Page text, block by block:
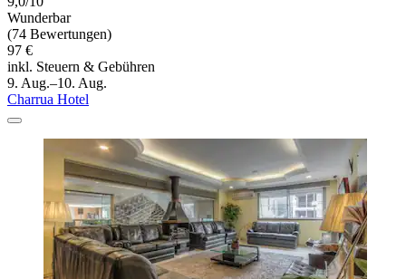
Wunderbar
(74 Bewertungen)
97 €
inkl. Steuern & Gebühren
9. Aug.–10. Aug.
Charrua Hotel